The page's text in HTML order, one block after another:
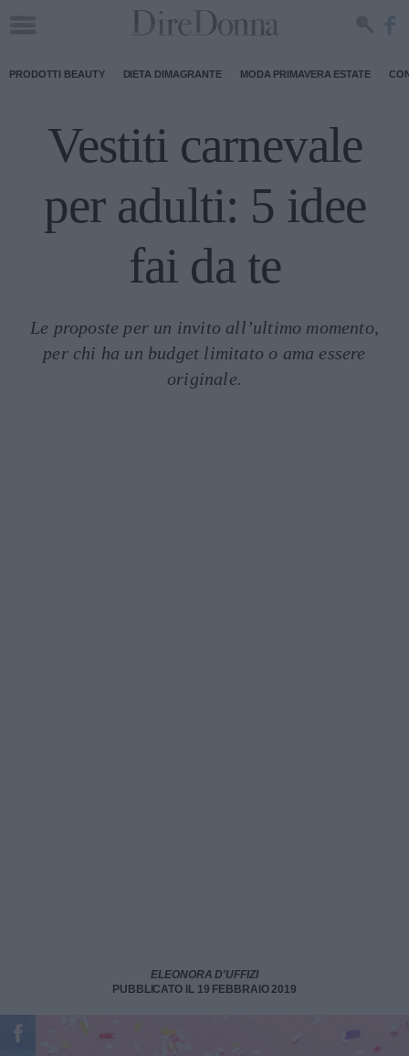
PRODOTTI BEAUTY DIETA DIMAGRANTE MODA PRIMAVERA ESTATE
Vestiti carnevale
per adulti: 5 idee
fai da te
Le proposte per un invito all’ultimo momento,
per chi ha un budget limitato o ama essere
originale.
ELEONORA D'UFFIZI
PUBBLICATO IL 19 FEBBRAIO 2019